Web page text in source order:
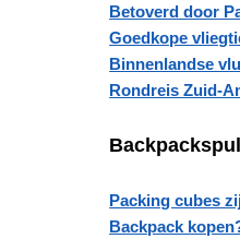
Betoverd door
Goedkope
Binnenlandse
Rondreis Zuid-
Packing cubes
Backpack